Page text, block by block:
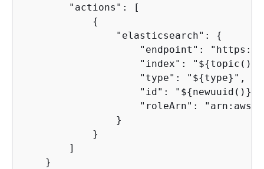
        "actions": [
{
                "elasticsearch":
{
"endpoint":
                    "index": "$
{
                    "type": "$
{type}",
                    "id": "$
{newuuid()}",
"roleArn":
                }
            }
        ]
    }